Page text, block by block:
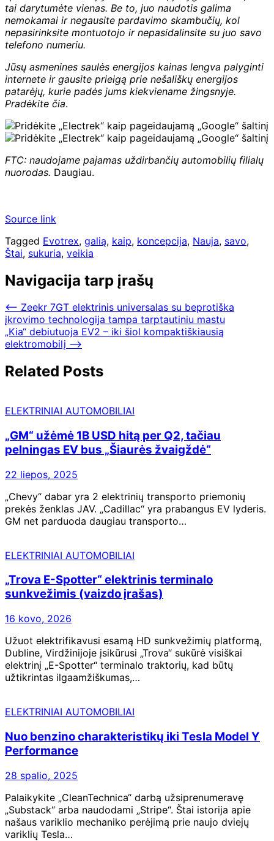
tai darytumėte vienas. Be to, juo naudotis galima
nemokamai ir negausite pardavimo skambučių, kol
nepasirinksite montuotojo ir nepasidalinsite su juo savo
telefono numeriu.
Jūsų asmenines saulės energijos kainas lengva palyginti
internete ir gausite prieigą prie nešališkų energijos
patarėjų, kurie padės jums kiekviename žingsnyje.
Pradėkite čia.
FTC: naudojame pajamas uždirbančių automobilių filialų
nuorodas. Daugiau.
Source link
Tagged Evotrex, galią, kaip, koncepcija, Nauja, savo,
Štai, sukuria, veikia
Navigacija tarp įrašų
⟵ Zeekr 7GT elektrinis universalas su beprotiška
įkrovimo technologija tampa tarptautiniu mastu
„Kia“ debiutuoja EV2 – iki šiol kompaktiškiausią
elektromobilį ⟶
Related Posts
ELEKTRINIAI AUTOMOBILIAI
„GM“ užėmė 1B USD hitą per Q2, tačiau
pelningas EV bus „Šiaurės žvaigždė“
22 liepos, 2025
„Chevy“ dabar yra 2 elektrinių transporto priemonių
prekės ženklas JAV. „Cadillac“ yra prabangus EV lyderis.
GM net parduoda daugiau transporto…
ELEKTRINIAI AUTOMOBILIAI
„Trova E-Spotter“ elektrinis terminalo
sunkvežimis (vaizdo įrašas)
16 kovo, 2026
Užuot elektrifikavusi esamą HD sunkvežimių platformą,
Dubline, Virdžinijoje įsikūrusi „Trova“ sukūrė visiškai
elektrinį „E-Spotter“ terminalo traktorių, kad būtų
užtikrintas ilgaamžiškumas,…
ELEKTRINIAI AUTOMOBILIAI
Nuo benzino charakteristikų iki Tesla Model Y
Performance
28 spalio, 2025
Palaikykite „CleanTechnica“ darbą užsiprenumeravę
„Substack“ arba naudodami „Stripe“. Štai istorija apie
našaus variklio mechaniko perėjimą prie naujo dviejų
variklių Tesla…